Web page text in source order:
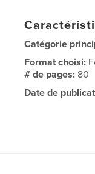
Catégorie
Format choisi:
# de pages: 80
Date de